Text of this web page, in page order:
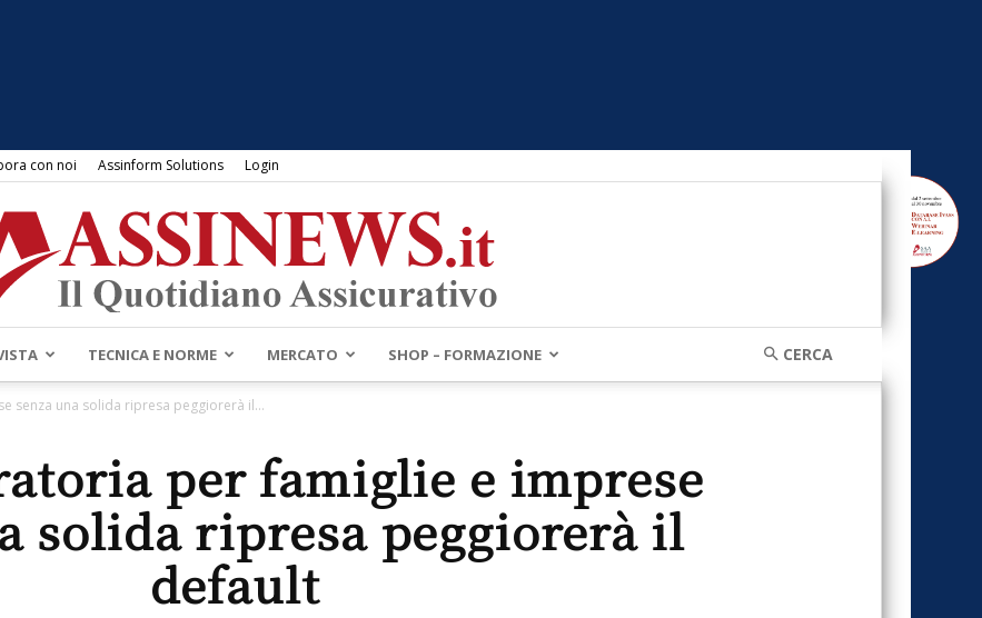
con noi Assinform Solutions Login
Assinews.it
TECNICA E NORME MERCATO SHOP – FORMAZIONE
senza una solida ripresa peggiorerà il...
per famiglie e imprese
solida ripresa peggiorerà il
default